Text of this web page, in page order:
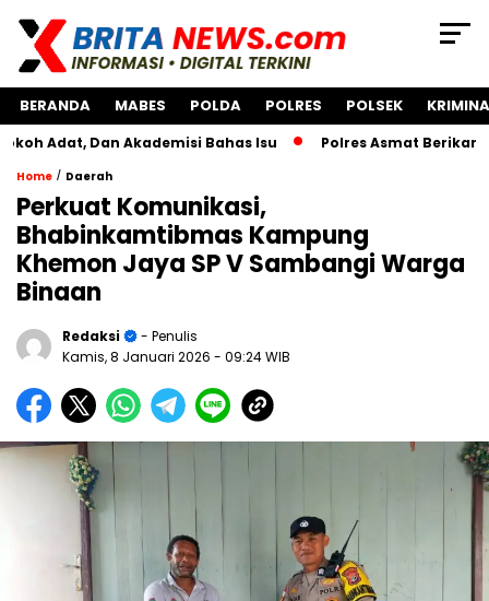
BERANDA MABES POLDA POLRES POLSEK
Dan Akademisi Bahas Isu Polres Asmat Berikan Bantuan
Home / Daerah
Perkuat Komunikasi,
Bhabinkamtibmas Kampung
Khemon Jaya SP V Sambangi Warga
Binaan
Redaksi
- Penulis
Kamis, 8 Januari 2026 - 09:24 WIB